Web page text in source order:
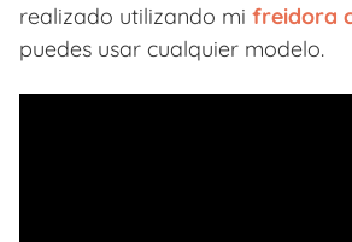
realizado utilizando mi freidora
puedes usar cualquier modelo.